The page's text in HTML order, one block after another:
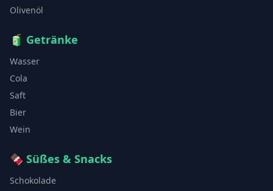
Olivenöl
🧃 Getränke
Wasser
Cola
Saft
Bier
Wein
🍫 Süßes & Snacks
Schokolade